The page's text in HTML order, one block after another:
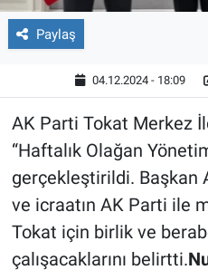
Paylaş
04.12.2024 - 18:09
AK Parti Tokat Merkez
“Haftalık Olağan
gerçekleştirildi. Başkan
ve icraatın AK Parti ile
Tokat için birlik ve
çalışacaklarını belirtti.